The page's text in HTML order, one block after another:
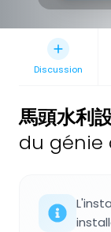
Discussion
馬頭水利
du génie